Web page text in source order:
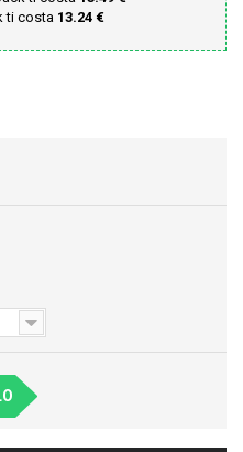
ti costa 13.24 €